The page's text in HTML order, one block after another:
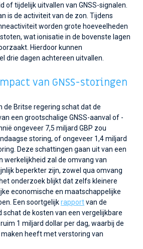
of tijdelijk uitvallen van GNSS-signalen.
is de activiteit van de zon. Tijdens
worden grote hoeveelheden
wat ionisatie in de bovenste lagen
Hierdoor kunnen
drie dagen achtereen uitvallen.
van GNSS-storingen
de Britse regering schat dat de
een grootschalige GNSS-aanval of -
ongeveer 7,5 miljard GBP zou
storing, of ongeveer 1,4 miljard
Deze schattingen gaan uit van een
werkelijkheid zal de omvang van
beperkter zijn, zowel qua omvang
onderzoek blijkt dat zelfs kleinere
economische en maatschappelijke
Een soortgelijkrapportvan de
de kosten van een vergelijkbare
1 miljard dollar per dag, waarbij de
heeft met verstoring van